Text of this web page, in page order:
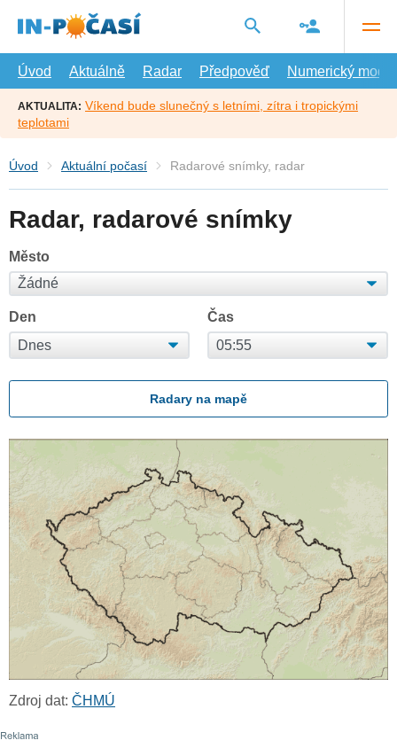
hlavní
Úvod
Aktuálně Radar Předpověď Numerický model
AKTUALITA: Víkend bude slunečný s letními, zítra i tropickými
teplotami
Úvod Aktuální počasí Radarové snímky, radar
Radar, radarové snímky
Město
Den Čas
Radary na mapě
Zdroj dat: ČHMÚ